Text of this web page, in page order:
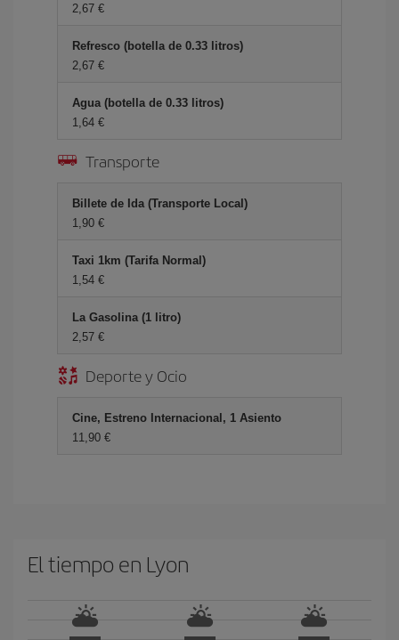
2,67 €
Refresco (botella de 0.33 litros)
2,67 €
Agua (botella de 0.33 litros)
1,64 €
Transporte
Billete de Ida (Transporte Local)
1,90 €
Taxi 1km (Tarifa Normal)
1,54 €
La Gasolina (1 litro)
2,57 €
Deporte y Ocio
Cine, Estreno Internacional, 1 Asiento
11,90 €
El tiempo en Lyon